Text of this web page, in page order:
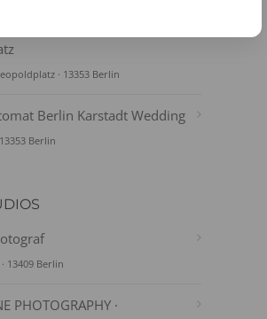
· 13353 Berlin
Berlin Karstadt Wedding
Berlin
13409 Berlin
PHOTOGRAPHY ·